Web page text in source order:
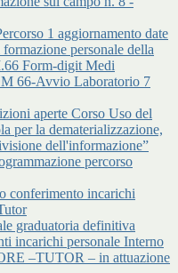
1 aggiornamento date
personale della
Form-digit Medi
66-Avvio Laboratorio 7
aperte Corso Uso del
per la dematerializzazione,
dell'informazione”
percorso
conferimento incarichi
graduatoria definitiva
incarichi personale Interno
–TUTOR – in attuazione